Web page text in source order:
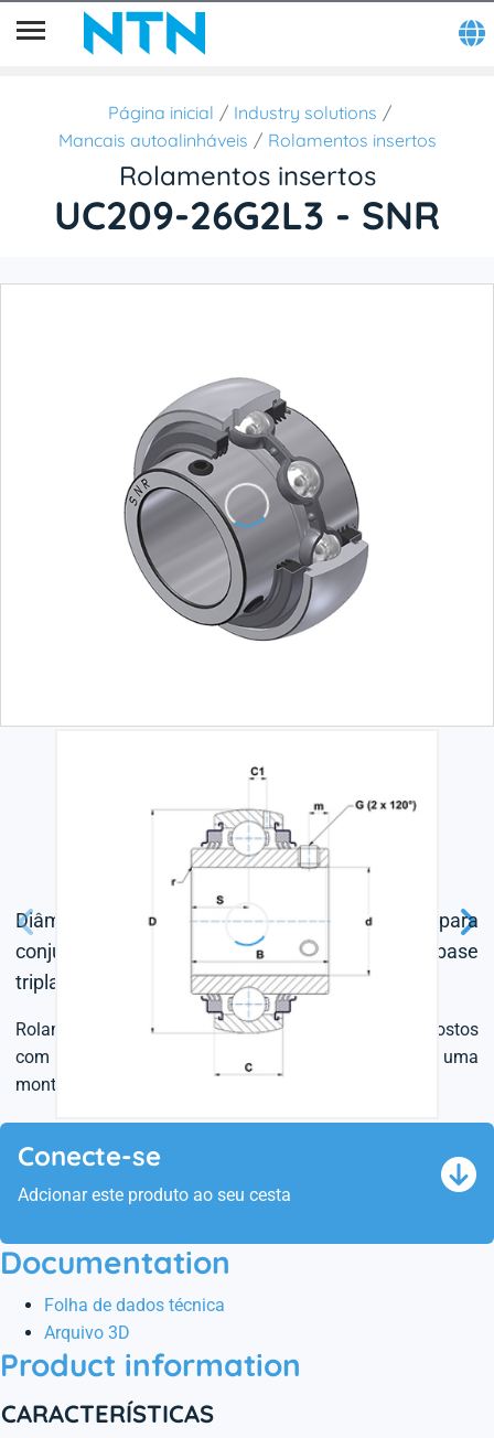
Página inicial
Industry solutions
Mancais autoalinháveis
Rolamentos insertos
Rolamentos insertos
UC209-26G2L3 - SNR
Diâmetro externo esférico fixado por conector para
conjunto de parafuso, junta de vedação com base
tripla
Rolamentos abaulados para mancais, são propostos
com
para uma
montagem facilitada.
Conecte-se
Adcionar este produto ao seu cesta
Documentation
Folha de dados técnica
Arquivo 3D
Product information
CARACTERÍSTICAS